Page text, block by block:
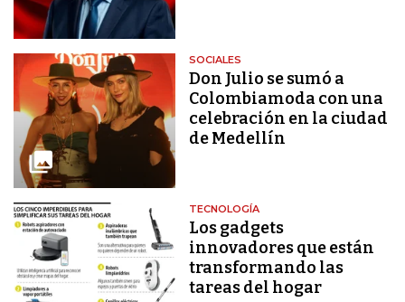
SOCIALES
Don Julio se sumó a
Colombiamoda con una
celebración en la ciudad
de Medellín
TECNOLOGÍA
Los gadgets
innovadores que están
transformando las
tareas del hogar